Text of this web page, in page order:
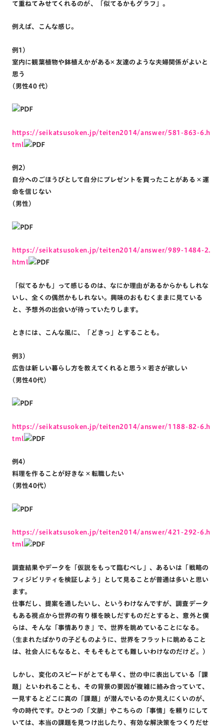
て重ねてみせてくれるのが、「似てるかもグラフ」。
例えば、こんな感じ。
例1)
室内に観葉植物や鉢植えかがある× 友達のような夫婦関係がよいと
思う
(男性40 代)
https://seikatsusoken.jp/teiten2014/answer/581-863-6.h
tml
例2)
自分へのごほうびとして自分にプレゼントを買ったことがある × 運
命を信じない
(男性)
https://seikatsusoken.jp/teiten2014/answer/989-1484-2.
html
「似てるかも」って感じるのは、なにか理由があるからかもしれな
いし、全くの偶然かもしれない。興味のおもむくままに見ている
と、予想外の出会いが待っていたりします。
ときには、こんな風に、「どきっ」とすることも。
例3)
広告は新しい暮らし方を教えてくれると思う× 若さが欲しい
(男性40代)
https://seikatsusoken.jp/teiten2014/answer/1188-82-6.h
tml
例4)
料理を作ることが好きな × 転職したい
(男性40代)
https://seikatsusoken.jp/teiten2014/answer/421-292-6.h
tml
調査結果やデータを「仮説をもって臨むべし」、あるいは「戦略の
フィジビリティを検証しよう」として見ることが普通は多いと思い
ます。
仕事だし、提案を通したいし、というわけなんですが、調査データ
もある視点から世界の有り様を映しだすものだとすると、意外と僕
らは、そんな「事情ありき」で、世界を眺めていることになる。
(生まれたばかりの子どものように、世界をフラットに眺めること
は、社会人にもなると、そもそもとても難しいわけなのだけど。)
しかし、変化のスピードがとても早く、世の中に表出している「課
題」といわれることも、その背景の要因が複雑に絡み合っていて、
一見するとどこに真の「課題」が潜んでいるのか見えにくいのが、
今の時代です。ひとつの「文脈」やこちらの「事情」を頼りにして
いては、本当の課題を見つけ出したり、有効な解決策をつくりだせ